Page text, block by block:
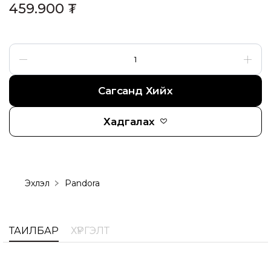
459.900 ₮
Сагсанд Хийх
Хадгалах
Эхлэл Pandora
ТАЙЛБАР ХҮРГЭЛТ